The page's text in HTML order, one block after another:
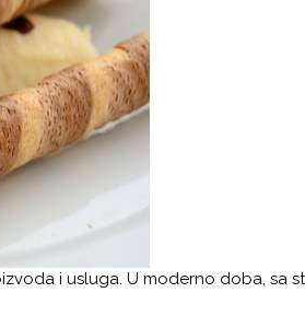
i usluga. U moderno doba, sa